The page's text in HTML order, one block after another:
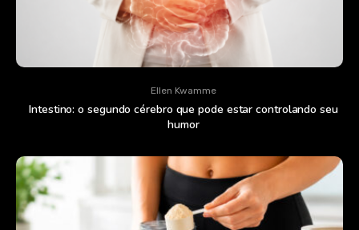
Ellen Kwamme
Intestino: o segundo cérebro que pode estar controlando seu
humor